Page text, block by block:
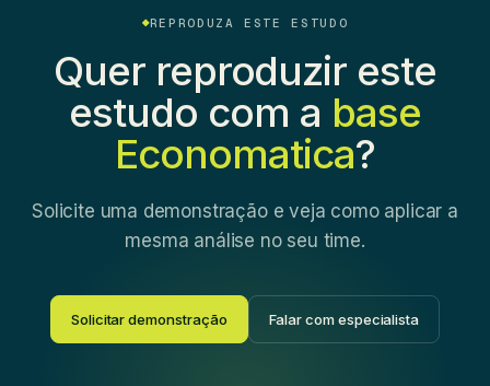
REPRODUZA ESTE ESTUDO
Quer reproduzir este
estudo com a base
Economatica?
Solicite uma demonstração e veja como aplicar a
mesma análise no seu time.
Solicitar demonstração Falar com especialista